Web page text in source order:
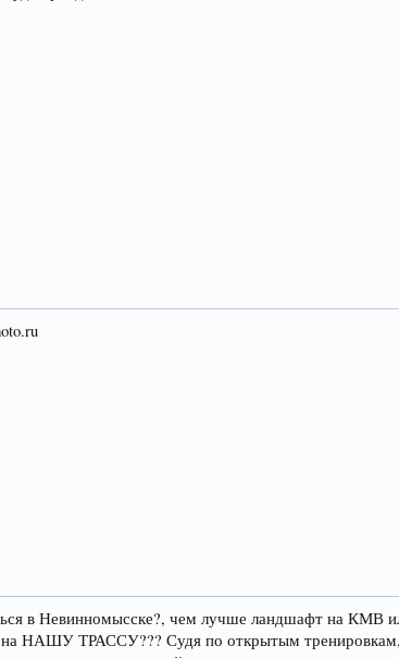
в Невинномысске?, чем лучше ландшафт на КМВ
НАШУ ТРАССУ??? Судя по открытым тренировкам,